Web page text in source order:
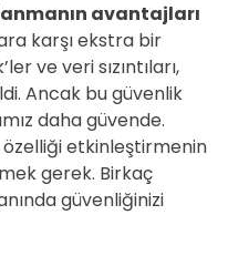
avantajları
karşı ekstra bir
ve veri sızıntıları,
Ancak bu güvenlik
daha güvende.
etkinleştirmenin
gerek. Birkaç
güvenliğinizi